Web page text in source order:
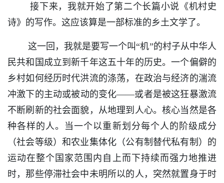
接下来，我就开始了第二个长篇小说《机村史
诗》的写作。这应该算是一部标准的乡土文学了。
这一回，我就是要写一个叫“机”的村子从中华人
民共和国成立到新千年这五十年的历史。一个偏僻的
乡村如何经历时代洪流的涤荡，在政治与经济的湍流
冲激下的主动或被动的变化——或者是被这狂暴激流
不断刷新的社会面貌，从地理到人心。核心当然是各
种各样的人。当一个以重新划分每个人的阶级成分
（社会等级）和农业集体化（公有制替代私有制）的
运动在整个国家范围内自上而下持续而强力地推进
时，那些停滞社会中未明所以的人，突然就置身于时